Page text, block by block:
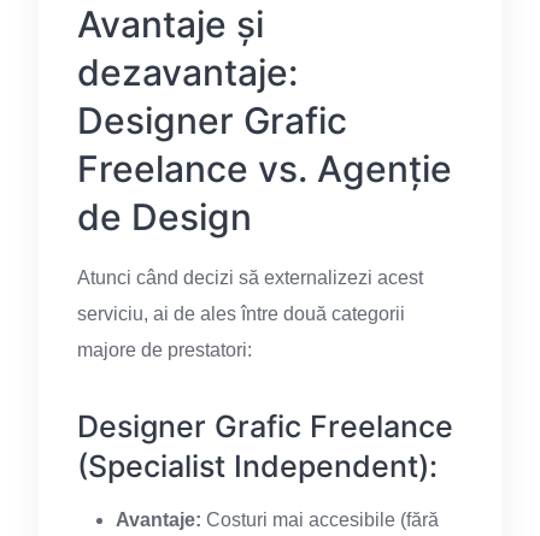
Avantaje și
dezavantaje:
Designer Grafic
Freelance vs. Agenție
de Design
Atunci când decizi să externalizezi acest
serviciu, ai de ales între două categorii
majore de prestatori:
Designer Grafic Freelance
(Specialist Independent):
Avantaje: Costuri mai accesibile (fără